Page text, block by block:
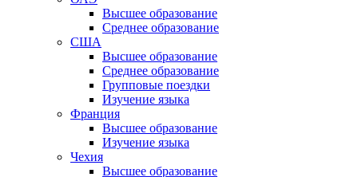
Высшее образование
Среднее образование
США
Высшее образование
Среднее образование
Групповые поездки
Изучение языка
Франция
Высшее образование
Изучение языка
Чехия
Высшее образование